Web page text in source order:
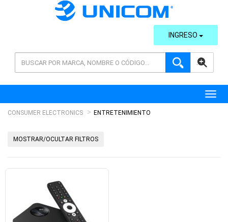
AVANZADA
INGRESO
CONSUMER ELECTRONICS ENTRETENIMIENTO
MOSTRAR/OCULTAR FILTROS